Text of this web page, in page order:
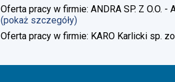
Oferta pracy w firmie: ANDRA SP. Z O.O.
(pokaż szczegóły)
Oferta pracy w firmie: KARO Karlicki sp.